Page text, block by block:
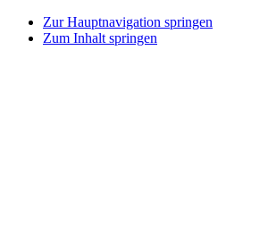
Zur Hauptnavigation springen
Zum Inhalt springen